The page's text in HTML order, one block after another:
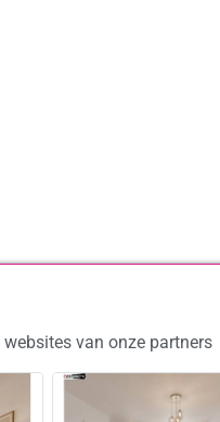
van onze partners